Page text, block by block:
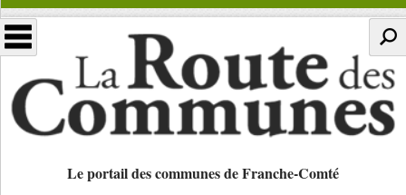
Le portail des communes de Franche-Comté